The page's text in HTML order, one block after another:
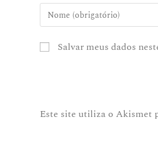
Salvar meus dados
Este site utiliza o Akismet